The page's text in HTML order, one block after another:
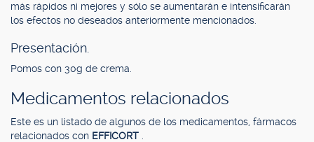
más rápidos ni mejores y sólo se aumentarán e intensificarán
los efectos no deseados anteriormente mencionados.
Presentación.
Pomos con 30g de crema.
Medicamentos relacionados
Este es un listado de algunos de los medicamentos, fármacos
relacionados con EFFICORT